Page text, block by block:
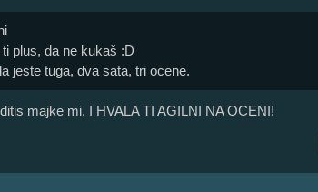
ti plus, da ne kukaš :D
jeste tuga, dva sata, tri ocene.
majke mi. I HVALA TI AGILNI NA OCENI!